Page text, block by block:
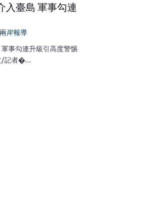
入臺島 軍事勾連
兩岸報導
事勾連升級引高度警惕
/記者�...